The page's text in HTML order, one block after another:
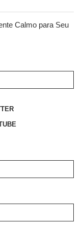
Calmo para Seu